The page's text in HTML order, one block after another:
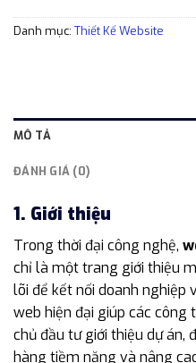
Danh mục: Thiết Kế Website
MÔ TẢ
ĐÁNH GIÁ (0)
1. Giới thiệu
Trong thời đại công nghệ,
chỉ là một trang giới thiệu
lõi để kết nối doanh nghiệp
web hiện đại giúp các công
chủ đầu tư giới thiệu dự án,
hàng tiềm năng và nâng